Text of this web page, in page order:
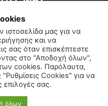
Διεθνή Κοινωνία
Αφιερώματα
μας για να
και να
σας όταν επισκέπτεστε
στο "Αποδοχή όλων",
cookies. Παρόλαυτα,
"Ρυθμίσεις Cookies" για να
επιλογές σας.
όλων